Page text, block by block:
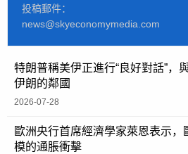
投稿郵件：
news@skyeconomymedia.com
特朗普稱美伊正進行“良好對話”，
伊朗的鄰國
2026-07-28
歐洲央行首席經濟學家萊恩表示
模的通脹衝擊